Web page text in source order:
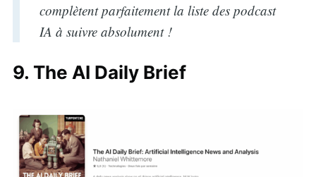
complètent parfaitement la liste des podcast
IA à suivre absolument !
9. The AI Daily Brief